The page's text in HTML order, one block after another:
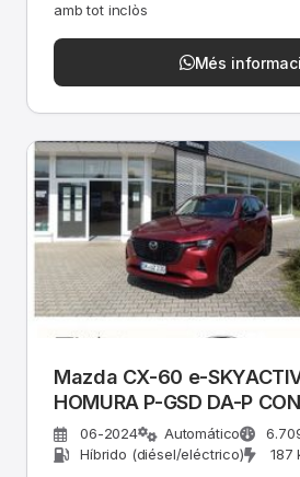
amb tot inclòs
Més
Mazda CX-60 e-
HOMURA P-GSD DA-P
06-2024 Automático
Híbrido (diésel/eléctrico)
187